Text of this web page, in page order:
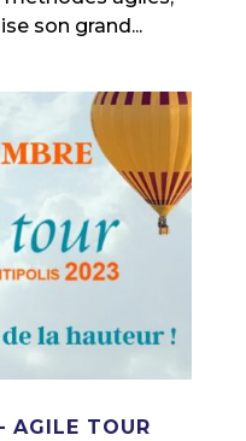
son grand...
AGILE TOUR